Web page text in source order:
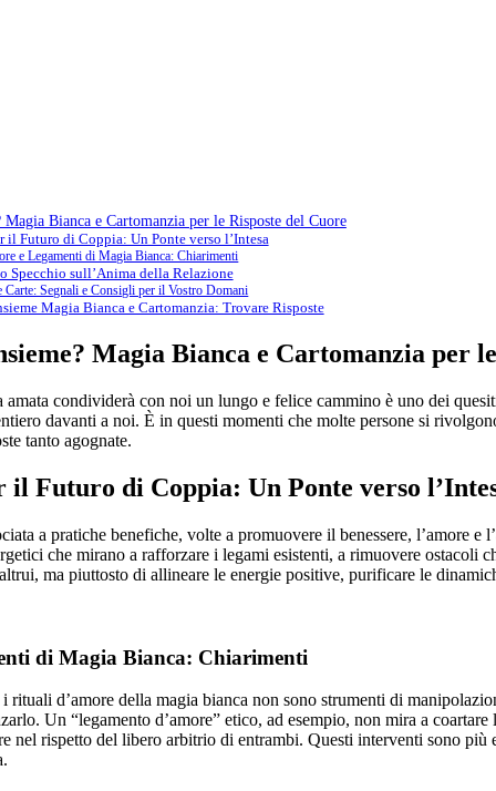
Bianca e Cartomanzia per le Risposte del Cuore
il Futuro di Coppia: Un Ponte verso l’Intesa
e Legamenti di Magia Bianca: Chiarimenti
Specchio sull’Anima della Relazione
Carte: Segnali e Consigli per il Vostro Domani
Magia Bianca e Cartomanzia: Trovare Risposte
Magia Bianca e Cartomanzia per
amata condividerà con noi un lungo e felice cammino è uno dei
davanti a noi. È in questi momenti che molte persone si
tanto agognate.
Futuro di Coppia: Un Ponte verso
a pratiche benefiche, volte a promuovere il benessere, l’amore e
che mirano a rafforzare i legami esistenti, a rimuovere
ma piuttosto di allineare le energie positive, purificare le
di Magia Bianca: Chiarimenti
rituali d’amore della magia bianca non sono strumenti di
Un “legamento d’amore” etico, ad esempio, non mira a
nel rispetto del libero arbitrio di entrambi. Questi interventi sono